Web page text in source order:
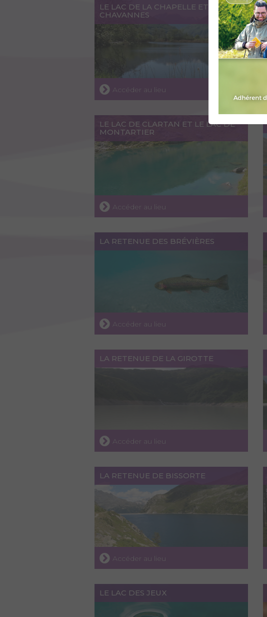
LE LAC DE LA CHAPELLE ET DES
CHAVANNES
Accéder au lieu
LE LAC DE CLARTAN ET LE LAC DE
MONTARTIER
Accéder au lieu
LA RETENUE DES BRÉVIÈRES
Accéder au lieu
LA RETENUE DE LA GIROTTE
Accéder au lieu
LA RETENUE DE BISSORTE
Accéder au lieu
LE LAC DES JEUX